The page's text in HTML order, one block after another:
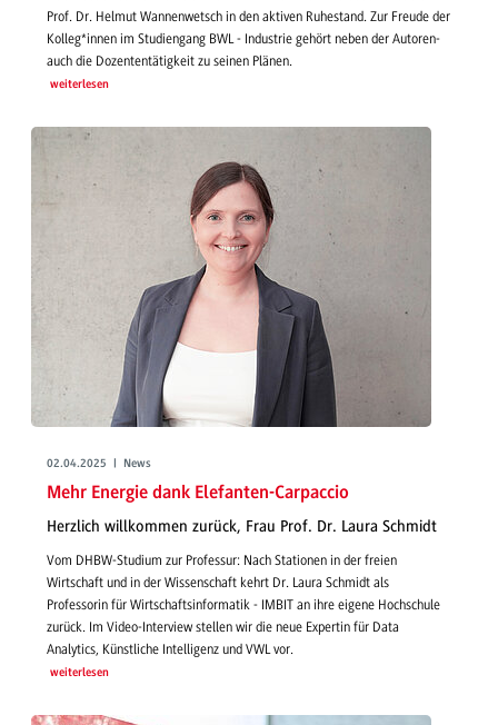
Prof. Dr. Helmut Wannenwetsch in den aktiven Ruhestand. Zur Freude der
Kolleg*innen im Studiengang BWL - Industrie gehört neben der Autoren-
auch die Dozententätigkeit zu seinen Plänen.
weiterlesen
02.04.2025 | News
Mehr Energie dank Elefanten-Carpaccio
Herzlich willkommen zurück, Frau Prof. Dr. Laura Schmidt
Vom DHBW-Studium zur Professur: Nach Stationen in der freien
Wirtschaft und in der Wissenschaft kehrt Dr. Laura Schmidt als
Professorin für Wirtschaftsinformatik - IMBIT an ihre eigene Hochschule
zurück. Im Video-Interview stellen wir die neue Expertin für Data
Analytics, Künstliche Intelligenz und VWL vor.
weiterlesen